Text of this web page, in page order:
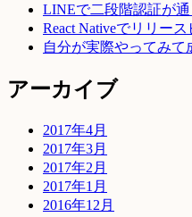
LINEで二段階認証が
React Nativeでリリー
自分が実際やってみて
アーカイブ
2017年4月
2017年3月
2017年2月
2017年1月
2016年12月